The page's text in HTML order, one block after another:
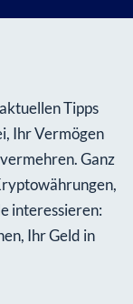
Tipps
Ihr Vermögen
Ganz
interessieren:
Ihr Geld in